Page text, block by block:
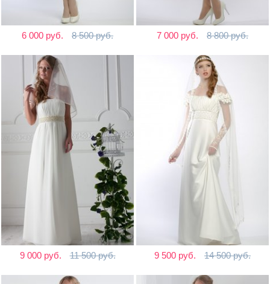
6 000 руб. 8 500 руб. 7 000 руб. 8 800 руб.
9 000 руб. 11 500 руб. 9 500 руб. 14 500 руб.